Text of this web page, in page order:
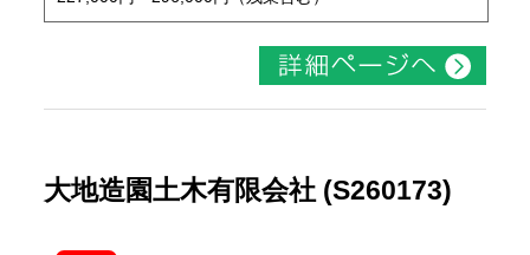
大地造園土木有限会社 (S260173)